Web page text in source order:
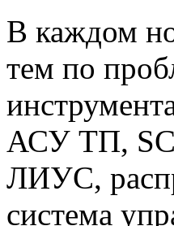
В каждом
тем по
АСУ ТП,
ЛИУС,
система